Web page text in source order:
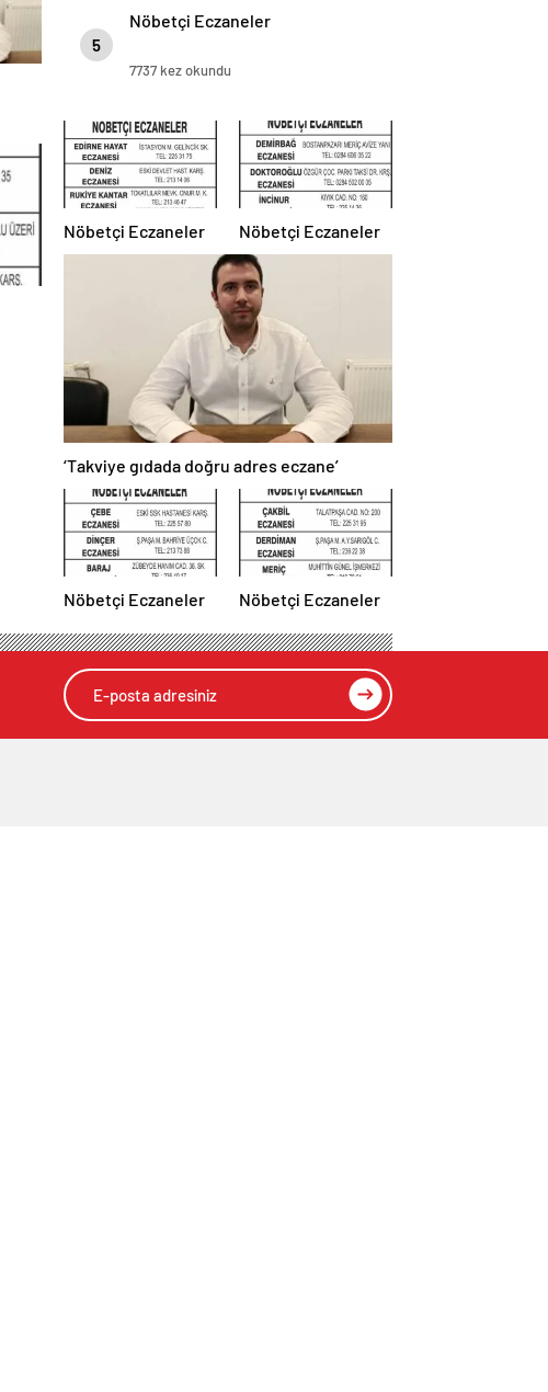
5
Nöbetçi Eczaneler
7737 kez okundu
Nöbetçi Eczaneler Nöbetçi Eczaneler
‘Takviye gıdada doğru adres eczane’
Nöbetçi Eczaneler Nöbetçi Eczaneler